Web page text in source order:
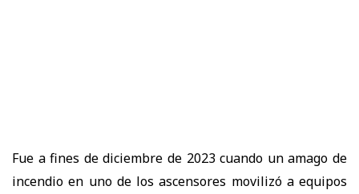
Fue a fines de diciembre de 2023 cuando un amago de
incendio en uno de los ascensores movilizó a equipos